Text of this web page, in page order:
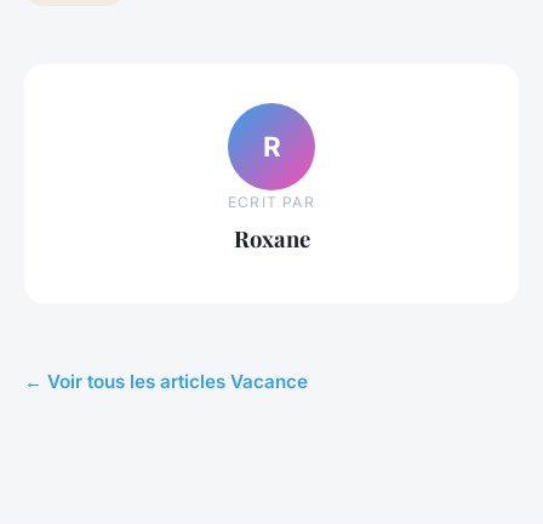
R
ECRIT PAR
Roxane
← Voir tous les articles Vacance